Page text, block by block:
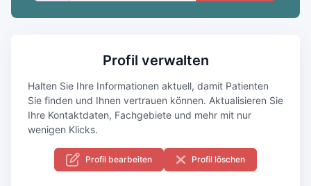
Profil verwalten
Halten Sie Ihre Informationen aktuell, damit Patienten
Sie finden und Ihnen vertrauen können. Aktualisieren Sie
Ihre Kontaktdaten, Fachgebiete und mehr mit nur
wenigen Klicks.
Profil bearbeiten Profil löschen